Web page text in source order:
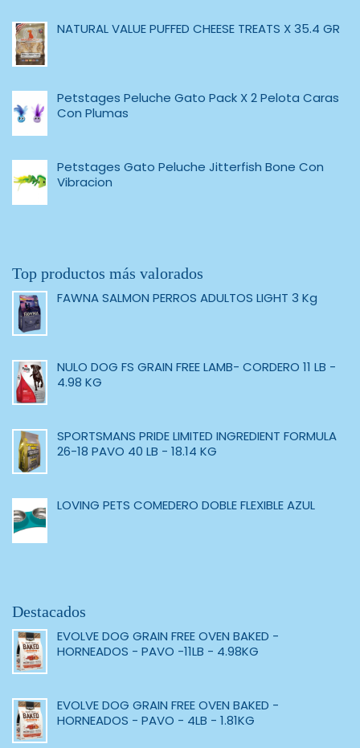
NATURAL VALUE PUFFED CHEESE TREATS X 35.4 GR
Petstages Peluche Gato Pack X 2 Pelota Caras
Con Plumas
Petstages Gato Peluche Jitterfish Bone Con
Vibracion
Top productos más valorados
FAWNA SALMON PERROS ADULTOS LIGHT 3 Kg
NULO DOG FS GRAIN FREE LAMB- CORDERO 11 LB -
4.98 KG
SPORTSMANS PRIDE LIMITED INGREDIENT FORMULA
26-18 PAVO 40 LB - 18.14 KG
LOVING PETS COMEDERO DOBLE FLEXIBLE AZUL
Destacados
EVOLVE DOG GRAIN FREE OVEN BAKED -
HORNEADOS - PAVO -11LB - 4.98KG
EVOLVE DOG GRAIN FREE OVEN BAKED -
HORNEADOS - PAVO - 4LB - 1.81KG